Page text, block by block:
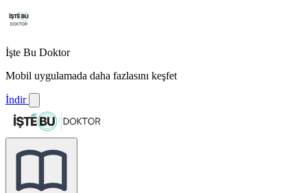
İşte Bu Doktor
Mobil uygulamada daha fazlasını keşfet
İndir